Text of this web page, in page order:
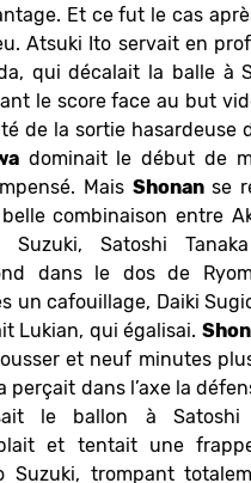
Et ce fut le cas
Atsuki Ito servait en
qui décalait la balle à
le score face au but
de la sortie hasardeuse
dominait le début de
Mais Shonanse
combinaison entre
Suzuki, Satoshi
dans le dos de
un cafouillage, Daiki
Lukian, qui égalisai.
et neuf minutes
perçait dans l’axe la
le ballon à Satoshi
et tentait une
Suzuki, trompant